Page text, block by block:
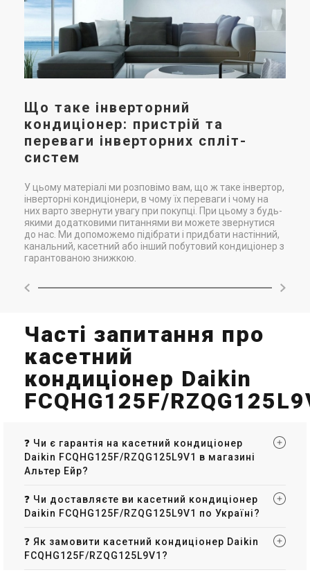
Що таке інверторний
кондиціонер: пристрій та
переваги інверторних спліт-
систем
У цьому матеріалі ми розповімо вам, що ж таке інвертор,
інверторні кондиціонери, в чому їх переваги і чому на
них варто звернути увагу при покупці. При цьому з будь-
якими додатковими питаннями ви можете звернутися
до нас. Ми допоможемо підібрати і придбати настінний,
канальний, касетний або інший побутовий кондиціонер з
гарантованою знижкою.
Часті запитання про
касетний
кондиціонер Daikin
FCQHG125F/
❓ Чи є гарантія на касетний кондиціонер
Daikin FCQHG125F/RZQG125L9V1 в магазині
Альтер Ейр?
❓ Чи доставляєте ви касетний кондиціонер
Daikin FCQHG125F/RZQG125L9V1 по Україні?
❓ Як замовити касетний кондиціонер Daikin
FCQHG125F/RZQG125L9V1?